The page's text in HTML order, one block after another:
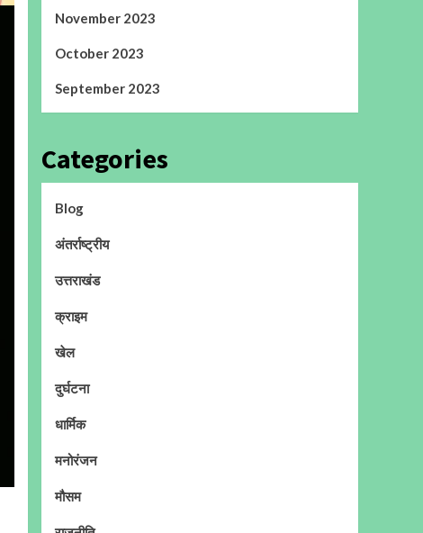
November 2023
October 2023
September 2023
Categories
Blog
अंतर्राष्ट्रीय
उत्तराखंड
क्राइम
खेल
दुर्घटना
धार्मिक
मनोरंजन
मौसम